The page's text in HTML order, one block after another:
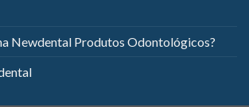
Newdental Produtos Odontológicos?